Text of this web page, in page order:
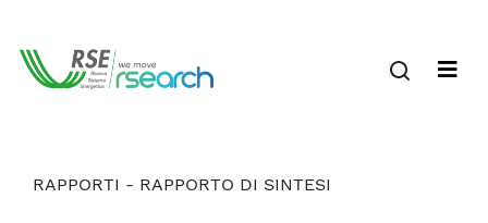
RAPPORTI - RAPPORTO DI SINTESI